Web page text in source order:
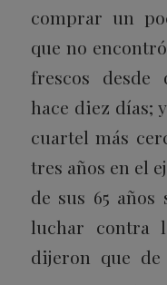
comprar un
que no
frescos desde
hace diez días;
cuartel más
tres años en el
de sus 65 años
luchar contra
dijeron que de